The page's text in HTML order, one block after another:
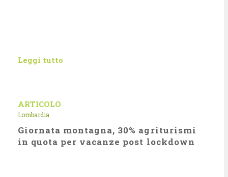
Leggi tutto
ARTICOLO
Lombardia
Giornata montagna, 30% agriturismi
in quota per vacanze post lockdown